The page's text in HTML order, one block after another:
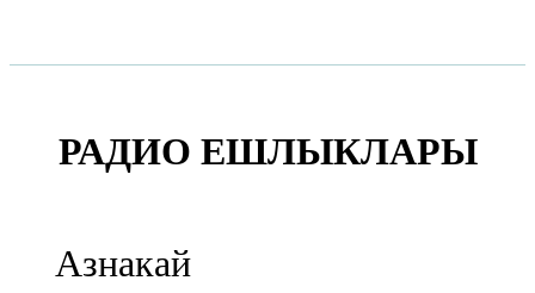
РАДИО ЕШЛЫКЛАРЫ
Азнакай